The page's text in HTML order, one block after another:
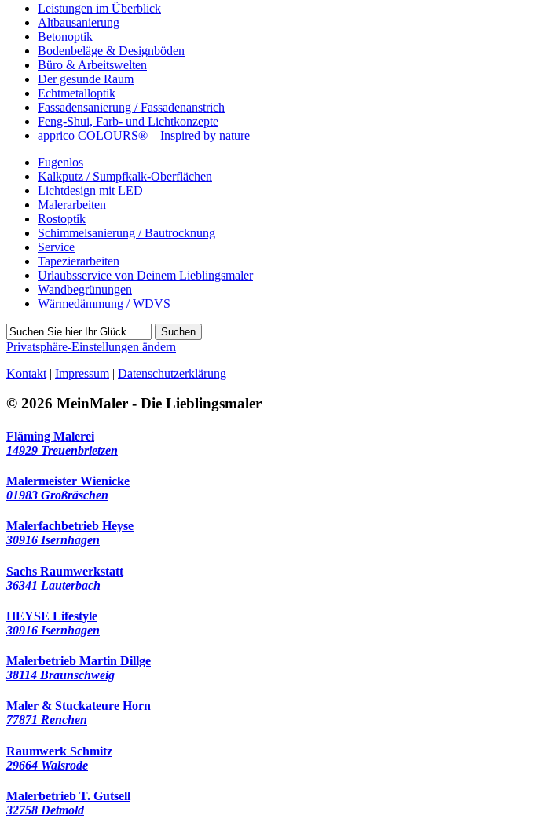
Leistungen im Überblick
Altbausanierung
Betonoptik
Bodenbeläge & Designböden
Büro & Arbeitswelten
Der gesunde Raum
Echtmetalloptik
Fassadensanierung / Fassadenanstrich
Feng-Shui, Farb- und Lichtkonzepte
apprico COLOURS® – Inspired by nature
Fugenlos
Kalkputz / Sumpfkalk-Oberflächen
Lichtdesign mit LED
Malerarbeiten
Rostoptik
Schimmelsanierung / Bautrocknung
Service
Tapezierarbeiten
Urlaubsservice von Deinem Lieblingsmaler
Wandbegrünungen
Wärmedämmung / WDVS
Suchen
Privatsphäre-Einstellungen ändern
Kontakt | Impressum | Datenschutzerklärung
© 2026 MeinMaler - Die Lieblingsmaler
Fläming Malerei
14929 Treuenbrietzen
Malermeister Wienicke
01983 Großräschen
Malerfachbetrieb Heyse
30916 Isernhagen
Sachs Raumwerkstatt
36341 Lauterbach
HEYSE Lifestyle
30916 Isernhagen
Malerbetrieb Martin Dillge
38114 Braunschweig
Maler & Stuckateure Horn
77871 Renchen
Raumwerk Schmitz
29664 Walsrode
Malerbetrieb T. Gutsell
32758 Detmold